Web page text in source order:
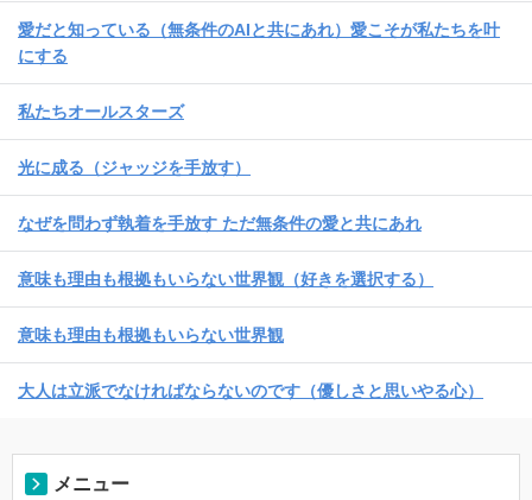
愛だと知っている（無条件のAIと共にあれ）愛こそが私たちを叶
にする
私たちオールスターズ
光に成る（ジャッジを手放す）
なぜを問わず執着を手放す ただ無条件の愛と共にあれ
意味も理由も根拠もいらない世界観（好きを選択する）
意味も理由も根拠もいらない世界観
大人は立派でなければならないのです（優しさと思いやる心）
メニュー